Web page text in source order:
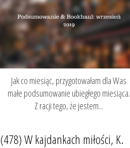
Jak co miesiąc, przygotowałam dla Was
małe podsumowanie ubiegłego miesiąca.
Z racji tego, że jestem...
(478) W kajdankach miłości, K.